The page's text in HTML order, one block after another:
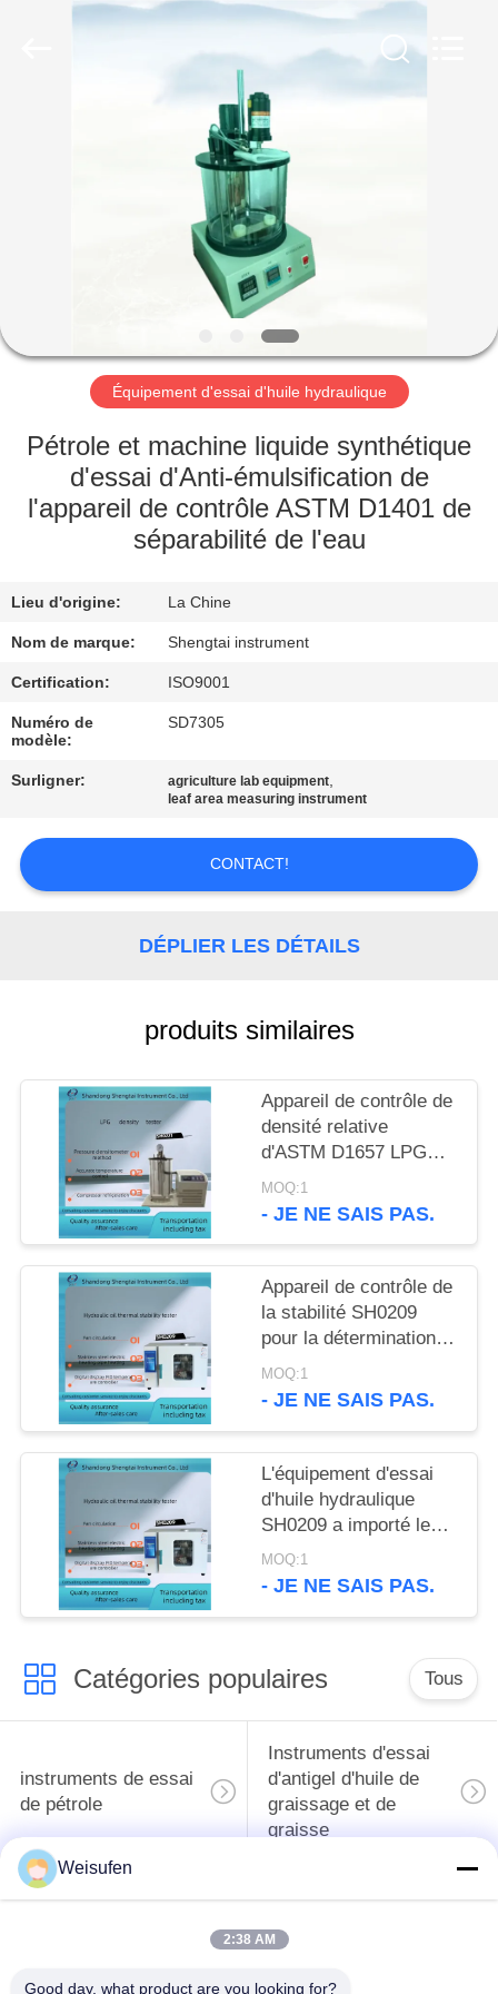
DE
NOUS
VISITE
D'USINE
CONTRÔLE
QUALITÉ
CONTACTEZ-
NOUS
DEMANDEZ
UNE
CITATION
PRIVACY
POLICY
Équipement d'essai d'huile hydraulique
Pétrole et machine liquide synthétique
d'essai d'Anti-émulsification de
l'appareil de contrôle ASTM D1401 de
séparabilité de l'eau
Lieu d'origine: La Chine
Nom de marque: Shengtai instrument
Certification: ISO9001
Numéro de
modèle:
SD7305
Surligner: agriculture lab equipment,
leaf area measuring instrument
CONTACT!
DÉPLIER LES DÉTAILS
produits similaires
Appareil de contrôle de
densité relative
d'ASTM D1657 LPG
par réfrigération de
compresseur
MOQ:1
- JE NE SAIS PAS.
Appareil de contrôle de
la stabilité SH0209
pour la détermination
du type et de la
formation d'huile
MOQ:1
- JE NE SAIS PAS.
L'équipement d'essai
d'huile hydraulique
SH0209 a importé le
contrôleur de
température de
thermique
MOQ:1
- JE NE SAIS PAS.
Catégories populaires Tous
instruments de essai
de pétrole
Instruments d'essai
d'antigel d'huile de
graissage et de
graisse
Équipement d'essai
transformateur
Weisufen
2:38 AM
Good day, what product are you looking for?